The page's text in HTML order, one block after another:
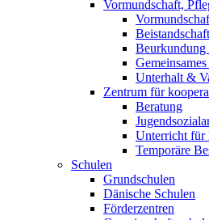
Vormundschaft,
Beurkundung
Unterhalt &
Zentrum für
Beratung
Unterricht für
Temporäre
Schulen
Grundschulen
Dänische Schulen
Förderzentren